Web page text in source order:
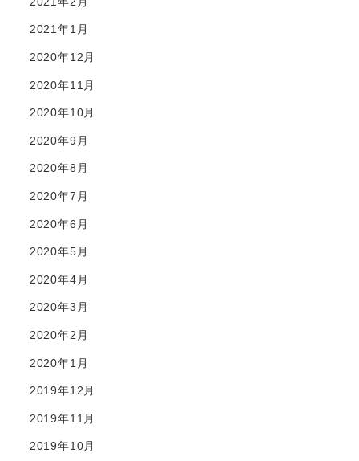
2021年1月
2020年12月
2020年11月
2020年10月
2020年9月
2020年8月
2020年7月
2020年6月
2020年5月
2020年4月
2020年3月
2020年2月
2020年1月
2019年12月
2019年11月
2019年10月